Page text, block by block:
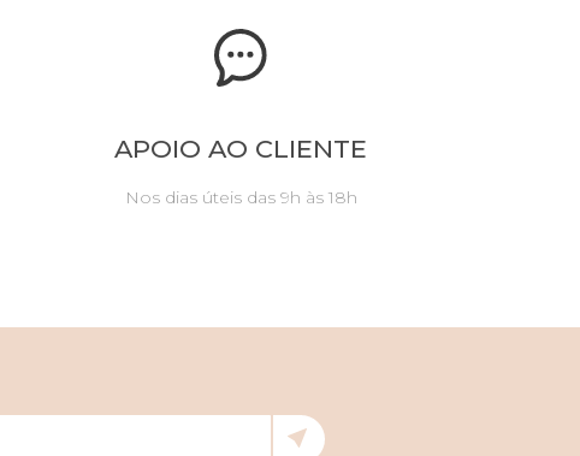
APOIO AO CLIENTE
Nos dias úteis das 9h às 18h